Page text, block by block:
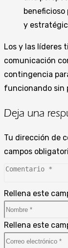
y
Los y las líderes
comunicación
contingencia
funcionando sin
Deja una
Tu dirección de
campos
Rellena este
Rellena este